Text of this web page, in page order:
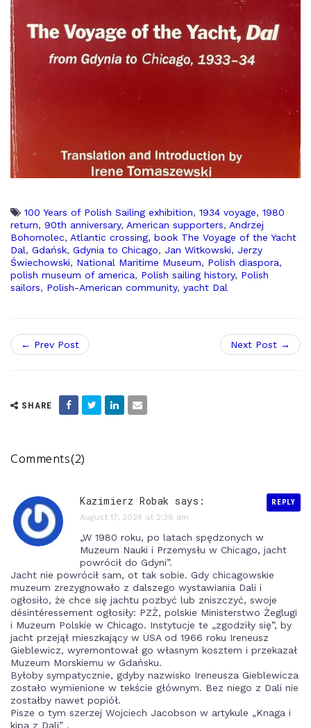
100 Years of Polish Sailing exhibition, 1934 voyage, 1980
return, 90th anniversary, American supporters, Andrzej
Bohomolec, Atlantic crossing, book The Voyage of the Yacht
Dal, Gdańsk, Gdynia to Chicago, Jan Witkowski, Jerzy
Świechowski, National Maritime Museum, Polish diaspora,
polish museum of america, Polish sailing history, Polish
sailors, Polish-American community, yacht Dal
← Prev Post Next Post →
SHARE
Comments(2)
REPLY
Kazimierz Robak says:
August 17, 2024 at 2:38 am
„W 1980 roku, po latach spędzonych w
Muzeum Nauki i Przemysłu w Chicago, jacht
powrócił do Gdyni”.
Jacht nie powrócił sam, ot tak sobie. Gdy chicagowskie
muzeum zrezygnowało z dalszego wystawiania Dali i
ogłosiło, że chce się jachtu pozbyć lub zniszczyć, swoje
désintéressement ogłosiły: PZŻ, polskie Ministerstwo Żeglugi
i Muzeum Polskie w Chicago. Instytucje te „zgodziły się”, by
jacht przejął mieszkający w USA od 1966 roku Ireneusz
Gieblewicz, wyremontował go własnym kosztem i przekazał
Muzeum Morskiemu w Gdańsku.
Byłoby sympatycznie, gdyby nazwisko Ireneusza Gieblewicza
zostało wymienione w tekście głównym. Bez niego z Dali nie
zostałby nawet popiół.
Pisze o tym szerzej Wojciech Jacobson w artykule „Knaga i
kipa z Dali” .